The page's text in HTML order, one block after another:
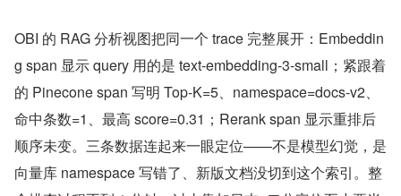
OBI 的 RAG 分析视图把同一个 trace 完整展开：Embeddin
g span 显示 query 用的是 text-embedding-3-small；紧跟着
的 Pinecone span 写明 Top-K=5、namespace=docs-v2、
命中条数=1、最高 score=0.31；Rerank span 显示重排后
顺序未变。三条数据连起来一眼定位——不是模型幻觉，是
向量库 namespace 写错了、新版文档没切到这个索引。整